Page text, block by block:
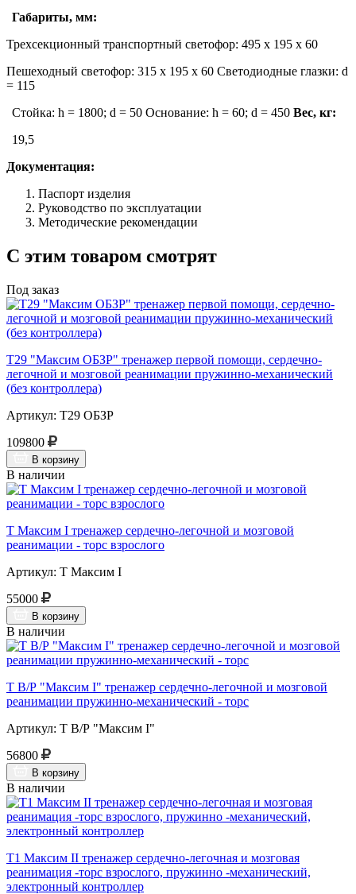
Габариты, мм:
Трехсекционный транспортный светофор: 495 х 195 х 60
Пешеходный светофор: 315 х 195 х 60 Светодиодные глазки: d
= 115
Стойка: h = 1800; d = 50 Основание: h = 60; d = 450 Вес, кг:
19,5
Документация:
Паспорт изделия
Руководство по эксплуатации
Методические рекомендации
С этим товаром смотрят
Под заказ
Т29 "Максим ОБЗР" тренажер первой помощи, сердечно-
легочной и мозговой реанимации пружинно-механический
(без контроллера)
Артикул: Т29 ОБЗР
109800
В корзину
В наличии
Т Максим I тренажер сердечно-легочной и мозговой
реанимации - торс взрослого
Артикул: Т Максим I
55000
В корзину
В наличии
Т В/Р "Максим I" тренажер сердечно-легочной и мозговой
реанимации пружинно-механический - торс
Артикул: Т В/Р "Максим I"
56800
В корзину
В наличии
Т1 Максим II тренажер сердечно-легочная и мозговая
реанимация -торс взрослого, пружинно -механический,
электронный контроллер